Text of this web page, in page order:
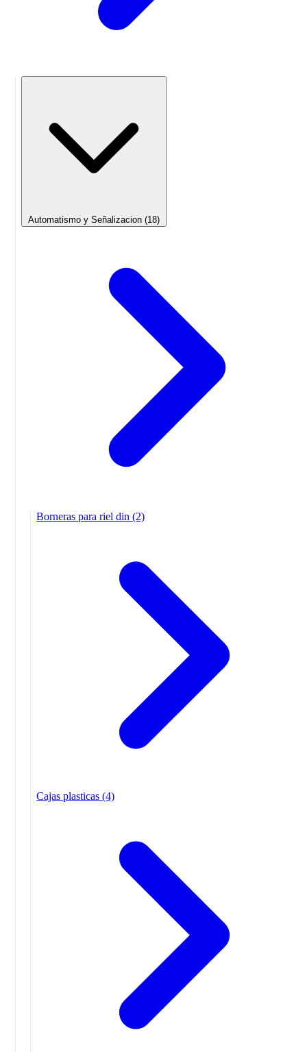
Automatismo y Señalizacion (18)
Borneras para riel din (2)
Cajas plasticas (4)